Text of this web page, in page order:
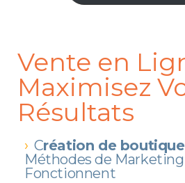
Vente en
Maximisez
Résultats
Création de
Méthodes de
Fonctionnent